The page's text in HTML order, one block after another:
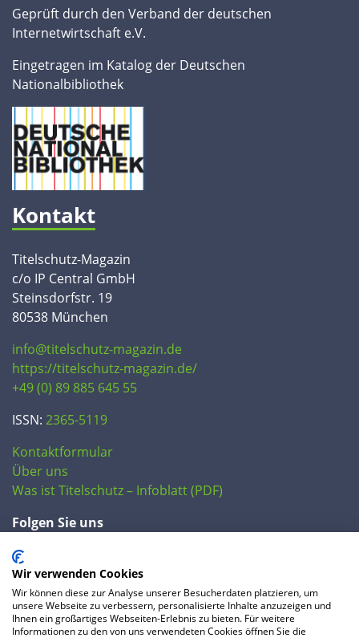
Geprüft durch den Verband der deutschen
Internetwirtschaft e.V.
Eingetragen im Katalog der Deutschen
Nationalbibliothek
Kontakt
Titelschutz-Magazin
c/o IP Central GmbH
Steinsdorfstr. 19
80538 München
info@titelschutz-magazin.de
https://titelschutz-magazin.de/
+49 (0) 89 885 645 55
ISSN: 2365-5119
Kontaktformular
Über uns
Was ist Titelschutz – Infoblatt (PDF)
Folgen Sie uns
Wir verwenden Cookies
Wir können diese zur Analyse unserer Besucherdaten platzieren, um
unsere Webseite zu verbessern, personalisierte Inhalte anzuzeigen und
Ihnen ein großartiges Webseiten-Erlebnis zu bieten. Für weitere
Informationen zu den von uns verwendeten Cookies öffnen Sie die